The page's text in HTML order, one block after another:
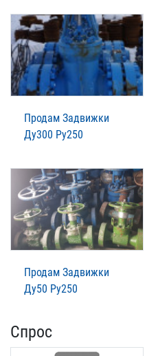
Продам Задвижки
Ду300 Ру250
Продам Задвижки
Ду50 Ру250
Спрос